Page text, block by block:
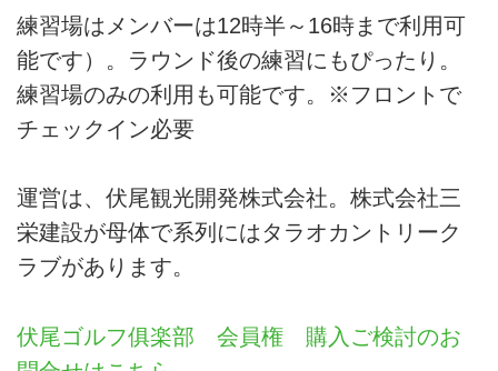
練習場はメンバーは12時半～16時まで利用可
能です）。ラウンド後の練習にもぴったり。
練習場のみの利用も可能です。※フロントで
チェックイン必要
運営は、伏尾観光開発株式会社。株式会社三
栄建設が母体で系列にはタラオカントリーク
ラブがあります。
伏尾ゴルフ俱楽部 会員権 購入ご検討のお